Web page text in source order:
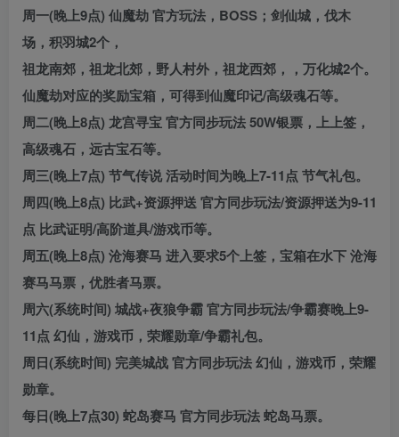
周一(晚上9点) 仙魔劫 官方玩法，BOSS；剑仙城，伐木
场，积羽城2个，
祖龙南郊，祖龙北郊，野人村外，祖龙西郊，，万化城2个。
仙魔劫对应的奖励宝箱，可得到仙魔印记/高级魂石等。
周二(晚上8点) 龙宫寻宝 官方同步玩法 50W银票，上上签，
高级魂石，远古宝石等。
周三(晚上7点) 节气传说 活动时间为晚上7-11点 节气礼包。
周四(晚上8点) 比武+资源押送 官方同步玩法/资源押送为9-11
点 比武证明/高阶道具/游戏币等。
周五(晚上8点) 沧海赛马 进入要求5个上签，宝箱在水下 沧海
赛马马票，优胜者马票。
周六(系统时间) 城战+夜狼争霸 官方同步玩法/争霸赛晚上9-
11点 幻仙，游戏币，荣耀勋章/争霸礼包。
周日(系统时间) 完美城战 官方同步玩法 幻仙，游戏币，荣耀
勋章。
每日(晚上7点30) 蛇岛赛马 官方同步玩法 蛇岛马票。